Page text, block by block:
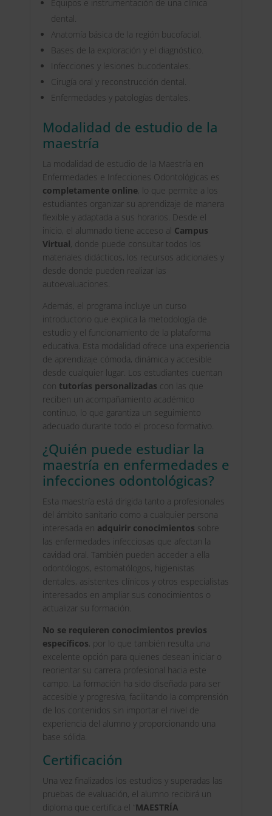
Equipos e instrumentación de una clínica
dental.
Anatomía básica de la región bucofacial.
Bases de la exploración y el diagnóstico.
Infecciones y lesiones bucodentales.
Cirugía oral y reconstrucción dental.
Enfermedades y patologías dentales.
Modalidad de estudio de la
maestría
La modalidad de estudio de la Maestría en
Enfermedades e Infecciones Odontológicas es
completamente online, lo que permite a los
estudiantes organizar su aprendizaje de manera
flexible y adaptada a sus horarios. Desde el
inicio, el alumnado tiene acceso al Campus
Virtual, donde puede consultar todos los
materiales didácticos, los recursos adicionales y
desde donde pueden realizar las
autoevaluaciones.
Además, el programa incluye un curso
introductorio que explica la metodología de
estudio y el funcionamiento de la plataforma
educativa. Esta modalidad ofrece una experiencia
de aprendizaje cómoda, dinámica y accesible
desde cualquier lugar. Los estudiantes cuentan
con tutorías personalizadas con las que
reciben un acompañamiento académico
continuo, lo que garantiza un seguimiento
adecuado durante todo el proceso formativo.
¿Quién puede estudiar la
maestría en enfermedades e
infecciones odontológicas?
Esta maestría está dirigida tanto a profesionales
del ámbito sanitario como a cualquier persona
interesada en adquirir conocimientos sobre
las enfermedades infecciosas que afectan la
cavidad oral. También pueden acceder a ella
odontólogos, estomatólogos, higienistas
dentales, asistentes clínicos y otros especialistas
interesados en ampliar sus conocimientos o
actualizar su formación.
No se requieren conocimientos previos
específicos, por lo que también resulta una
excelente opción para quienes desean iniciar o
reorientar su carrera profesional hacia este
campo. La formación ha sido diseñada para ser
accesible y progresiva, facilitando la comprensión
de los contenidos sin importar el nivel de
experiencia del alumno y proporcionando una
base sólida.
Certificación
Una vez finalizados los estudios y superadas las
pruebas de evaluación, el alumno recibirá un
diploma que certifica el “ MAESTRÍA